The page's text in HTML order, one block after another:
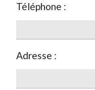
Téléphone :
Adresse :